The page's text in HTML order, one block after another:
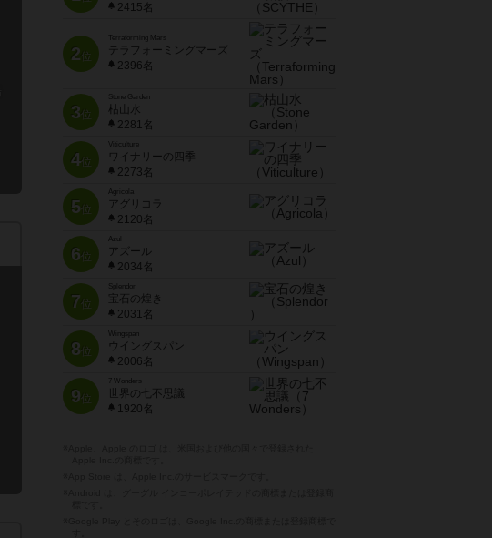
2415名
2位
Terraforming Mars
テラフォーミングマーズ
2396名
3位
Stone Garden
枯山水
2281名
4位
Viticulture
ワイナリーの四季
2273名
5位
Agricola
アグリコラ
2120名
6位
Azul
アズール
2034名
7位
宝石の煌き
2031名
8位
Wingspan
ウイングスパン
2006名
9位
7 Wonders
世界の七不思議
1920名